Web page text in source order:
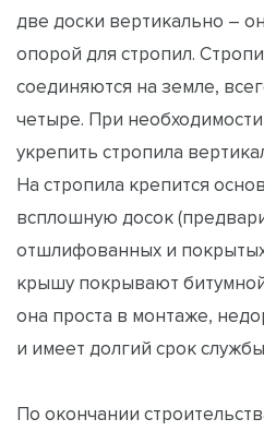
две доски вертикально –
опорой для стропил.
соединяются на земле,
четыре. При
укрепить стропила
На стропила крепится
всплошную досок
отшлифованных и
крышу покрывают
она проста в монтаже,
и имеет долгий срок
По окончании